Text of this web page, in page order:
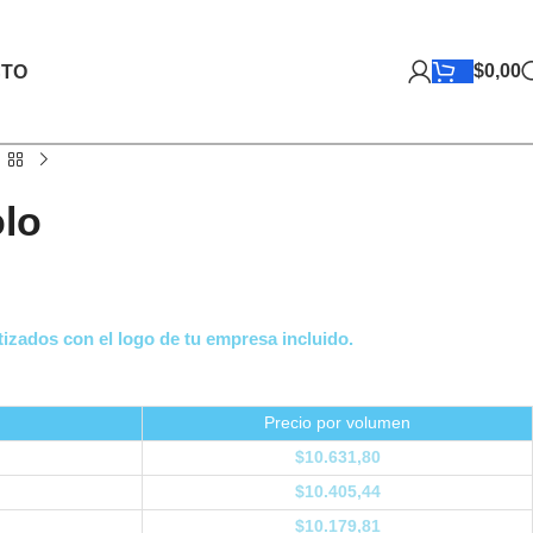
$0,00
con el logo de tu empresa incluido.
Precio por volumen
$10.631,80
$10.405,44
$10.179,81